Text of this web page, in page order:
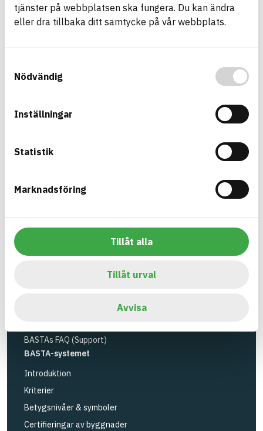
tjänster på webbplatsen ska fungera. Du kan ändra
eller dra tillbaka ditt samtycke på vår webbplats.
Nödvändig
Inställningar
Statistik
Marknadsföring
Tillåt alla
Tillåt urval
Avvisa
Bygg med BASTA - medvetna
BASTA-systemet är ensamt på marknaden om att
erbjuda kostnadsfri och publikt tillgänglig
anläggningsprodukter. BASTA-systemet erbjuder
även bedömningskriterier och betyg kopplat till
Verktyg
Loggbok
BASTAs FAQ (Support)
BASTA-systemet
Introduktion
Kriterier
Betygsnivåer & symboler
Certifieringar av byggnader